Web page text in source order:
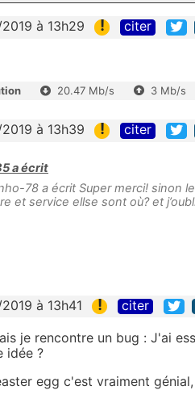
à 13h29 ! citer
20.47 Mb/s 3 Mb/s
à 13h39 ! citer
a écrit
78 a écrit Super merci! sinon
et service ellse sont où? et
à 13h41 ! citer
je rencontre un bug : J'ai
idée ?
egg c'est vraiment